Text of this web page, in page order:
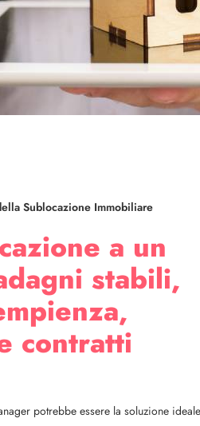
Sublocazione Immobiliare
a un
stabili,
contratti
potrebbe essere la soluzione